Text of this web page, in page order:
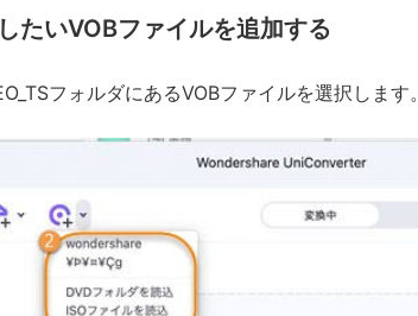
たいVOBファイルを追加する
フォルダにあるVOBファイルを選択します。